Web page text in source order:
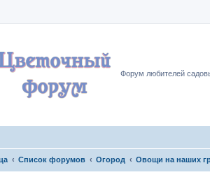
Форум любителей
Список форумов Огород Овощи на наших